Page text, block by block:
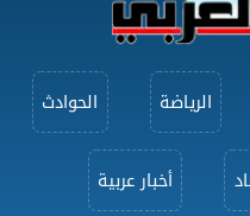
الرياضة الحوادث
أخبار عربية